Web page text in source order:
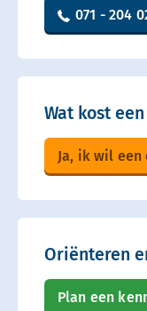
071 - 204
Wat kost
Ja, ik wil
Oriënteren
Plan een